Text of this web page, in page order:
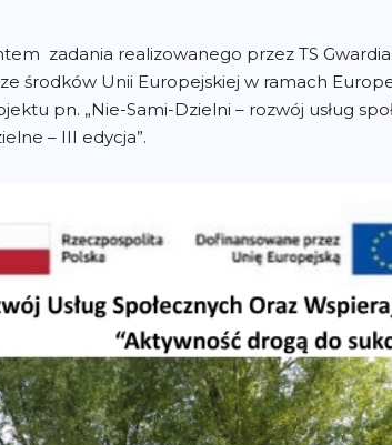
zadania realizowanego przez TS
środków Unii Europejskiej w ramach
pn. „Nie-Sami-Dzielni – rozwój usług
– III edycja”.